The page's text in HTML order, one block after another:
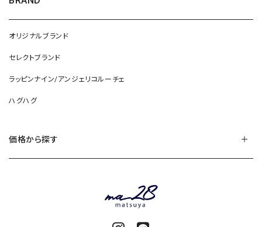
オリジナルブランド
セレクトブランド
ラッピンナイン/アンジェリコルーチェ
ハグハグ
価格から探す